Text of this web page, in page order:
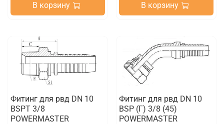
В корзину В корзину
Фитинг для рвд DN 10
BSPT 3/8
POWERMASTER
Фитинг для рвд DN 10
BSP (Г) 3/8 (45)
POWERMASTER